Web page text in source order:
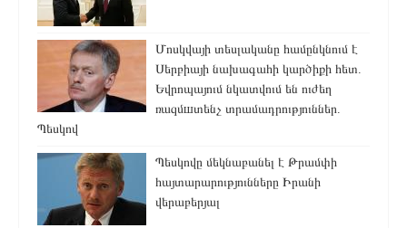
Մոսկվայի տեսլականը համընկնում է
Սերբիայի նախագահի կարծիքի հետ.
Եվրոպայում նկատվում են ուժեղ
ռազմшտենչ տրամադրություններ.
Պեսկով
Պեսկովը մեկնաբանել է Թրամփի
հայտարարությունները Իրանի
վերաբերյալ